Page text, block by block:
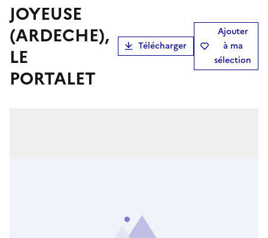
JOYEUSE
(ARDECHE),
LE
PORTALET
Télécharger
Ajouter
à ma
sélection